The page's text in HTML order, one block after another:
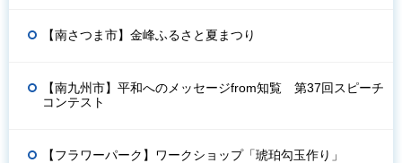
【南さつま市】金峰ふるさと夏まつり
【南九州市】平和へのメッセージfrom知覧 第37回スピーチ
コンテスト
【フラワーパーク】ワークショップ「琥珀勾玉作り」